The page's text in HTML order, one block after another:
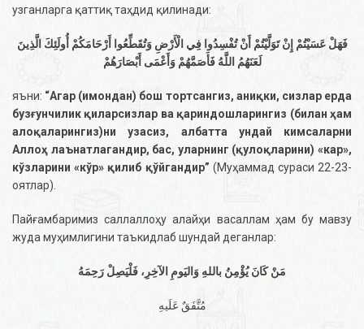
узганларга қаттиқ таҳдид қилинади:
فَهَلْ عَسَيْتُمْ إِنْ تَوَلَّيْتُمْ أَنْ تُفْسِدُوا فِي الْأَرْضِ وَتُقَطِّعُوا أَرْحَامَكُمْ أُولَئِكَ الَّذِينَ
لَعَنَهُمُ اللَّهُ فَأَصَمَّهُمْ وَأَعْمَى أَبْصَارَهُمْ
яъни: “Агар (имондан) бош тортсангиз, аниқки, сизлар ерда
бузғунчилик қиларсизлар ва қариндошларингиз (билан ҳам
алоқаларингиз)ни узасиз, албатта ундай кимсаларни
Аллоҳ лаънатлагандир, бас, уларнинг (қулоқларини) «кар»,
кўзларини «кўр» қилиб қўйгандир” (Муҳаммад сураси 22-23-
оятлар).
Пайғамбаримиз саллаллоҳу алайҳи васаллам ҳам бу мавзу
жуда муҳимлигини таъкидлаб шундай деганлар:
مَنْ كَانَ يُؤْمِنُ باللهِ وَاليَومِ الآخِرِ، فَلْيَصِلْ رَحِمَهُ
مُتَّفَقٌ عَلَيهِ